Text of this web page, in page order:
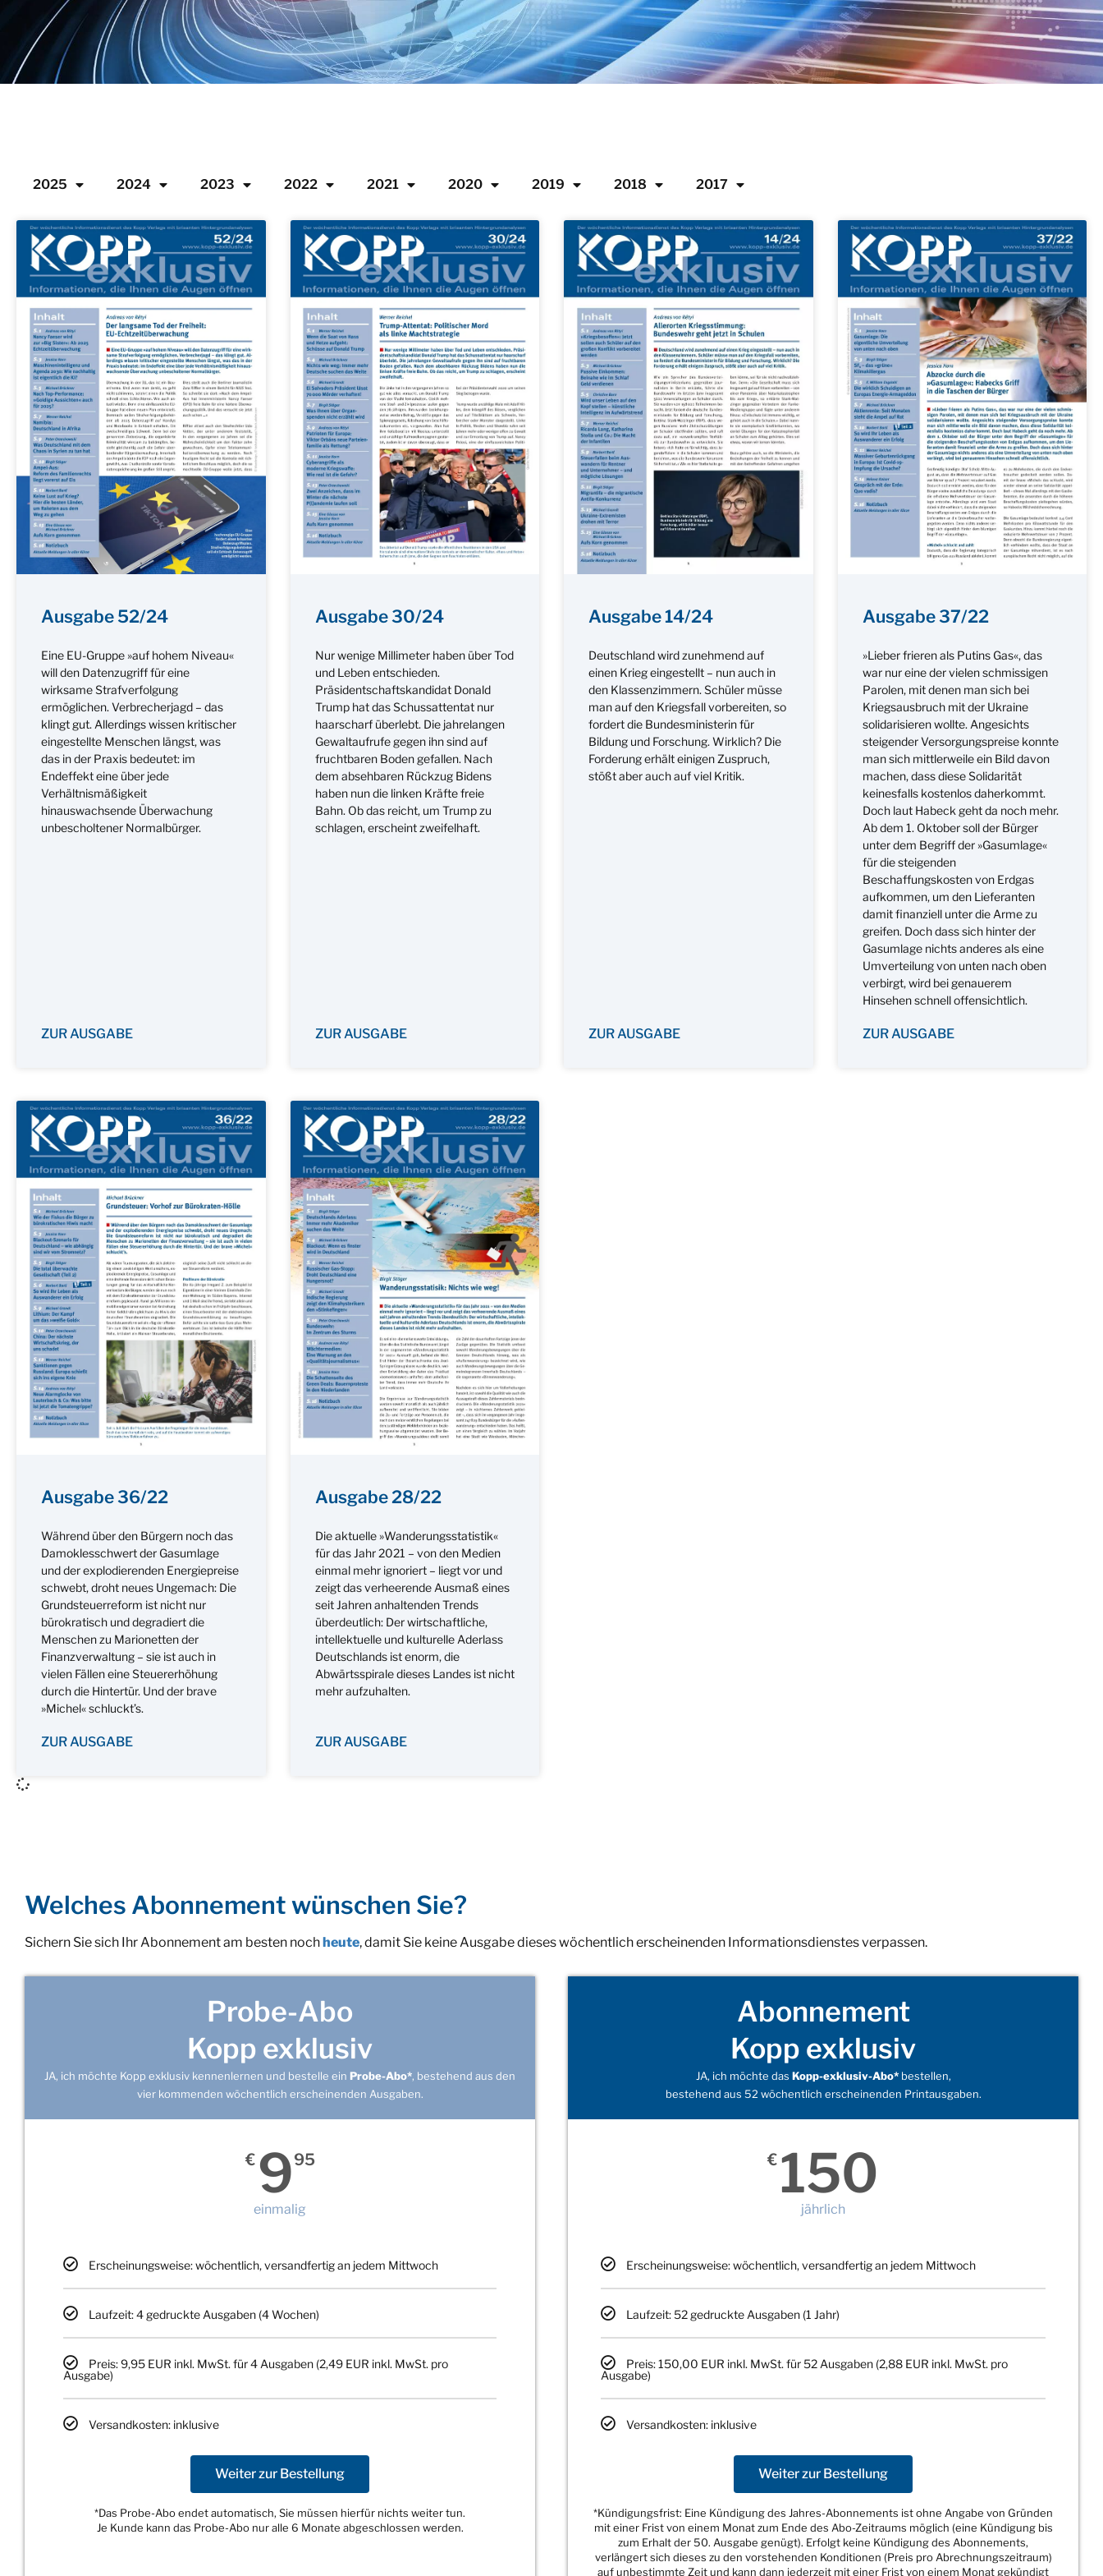
2025 2024 2023 2022 2021 2020 2019 2018 2017
Ausgabe 52/24
Eine EU-Gruppe »auf hohem Niveau«
will den Datenzugriff für eine
wirksame Strafverfolgung
ermöglichen. Verbrecherjagd – das
klingt gut. Allerdings wissen kritischer
eingestellte Menschen längst, was
das in der Praxis bedeutet: im
Endeffekt eine über jede
Verhältnismäßigkeit
hinauswachsende Überwachung
unbescholtener Normalbürger.
ZUR AUSGABE
Ausgabe 30/24
Nur wenige Millimeter haben über Tod
und Leben entschieden.
Präsidentschaftskandidat Donald
Trump hat das Schussattentat nur
haarscharf überlebt. Die jahrelangen
Gewaltaufrufe gegen ihn sind auf
fruchtbaren Boden gefallen. Nach
dem absehbaren Rückzug Bidens
haben nun die linken Kräfte freie
Bahn. Ob das reicht, um Trump zu
schlagen, erscheint zweifelhaft.
ZUR AUSGABE
Ausgabe 14/24
Deutschland wird zunehmend auf
einen Krieg eingestellt – nun auch in
den Klassenzimmern. Schüler müsse
man auf den Kriegsfall vorbereiten, so
fordert die Bundesministerin für
Bildung und Forschung. Wirklich? Die
Forderung erhält einigen Zuspruch,
stößt aber auch auf viel Kritik.
ZUR AUSGABE
Ausgabe 37/22
»Lieber frieren als Putins Gas«, das
war nur eine der vielen schmissigen
Parolen, mit denen man sich bei
Kriegsausbruch mit der Ukraine
solidarisieren wollte. Angesichts
steigender Versorgungspreise konnte
man sich mittlerweile ein Bild davon
machen, dass diese Solidarität
keinesfalls kostenlos daherkommt.
Doch laut Habeck geht da noch mehr.
Ab dem 1. Oktober soll der Bürger
unter dem Begriff der »Gasumlage«
für die steigenden
Beschaffungskosten von Erdgas
aufkommen, um den Lieferanten
damit finanziell unter die Arme zu
greifen. Doch dass sich hinter der
Gasumlage nichts anderes als eine
Umverteilung von unten nach oben
verbirgt, wird bei genauerem
Hinsehen schnell offensichtlich.
ZUR AUSGABE
Ausgabe 36/22
Während über den Bürgern noch das
Damoklesschwert der Gasumlage
und der explodierenden Energiepreise
schwebt, droht neues Ungemach: Die
Grundsteuerreform ist nicht nur
bürokratisch und degradiert die
Menschen zu Marionetten der
Finanzverwaltung – sie ist auch in
vielen Fällen eine Steuererhöhung
durch die Hintertür. Und der brave
»Michel« schluckt’s.
ZUR AUSGABE
Ausgabe 28/22
Die aktuelle »Wanderungsstatistik«
für das Jahr 2021 – von den Medien
einmal mehr ignoriert – liegt vor und
zeigt das verheerende Ausmaß eines
seit Jahren anhaltenden Trends
überdeutlich: Der wirtschaftliche,
intellektuelle und kulturelle Aderlass
Deutschlands ist enorm, die
Abwärtsspirale dieses Landes ist nicht
mehr aufzuhalten.
ZUR AUSGABE
Welches Abonnement wünschen Sie?
Sichern Sie sich Ihr Abonnement am besten nochheute, damit Sie keine Ausgabe dieses wöchentlich erscheinenden Informationsdienstes verpassen.
Probe-Abo
Kopp exklusiv
JA, ich möchte Kopp exklusiv kennenlernen und bestelle ein Probe-Abo*, bestehend aus den
vier kommenden wöchentlich erscheinenden Ausgaben.
€ 995
einmalig
Erscheinungsweise: wöchentlich, versandfertig an jedem Mittwoch
Laufzeit: 4 gedruckte Ausgaben (4 Wochen)
Preis: 9,95 EUR inkl. MwSt. für 4 Ausgaben (2,49 EUR inkl. MwSt. pro
Ausgabe)
Versandkosten: inklusive
Weiter zur Bestellung
*Das Probe-Abo endet automatisch, Sie müssen hierfür nichts weiter tun.
Je Kunde kann das Probe-Abo nur alle 6 Monate abgeschlossen werden.
Abonnement
Kopp exklusiv
JA, ich möchte das Kopp-exklusiv-Abo*bestellen,
bestehend aus 52 wöchentlich erscheinenden Printausgaben.
€ 150
jährlich
Erscheinungsweise: wöchentlich, versandfertig an jedem Mittwoch
Laufzeit: 52 gedruckte Ausgaben (1 Jahr)
Preis: 150,00 EUR inkl. MwSt. für 52 Ausgaben (2,88 EUR inkl. MwSt. pro
Ausgabe)
Versandkosten: inklusive
Weiter zur Bestellung
*Kündigungsfrist: Eine Kündigung des Jahres-Abonnements ist ohne Angabe von Gründen
mit einer Frist von einem Monat zum Ende des Abo-Zeitraums möglich (eine Kündigung bis
zum Erhalt der 50. Ausgabe genügt). Erfolgt keine Kündigung des Abonnements,
verlängert sich dieses zu den vorstehenden Konditionen (Preis pro Abrechnungszeitraum)
auf unbestimmte Zeit und kann dann jederzeit mit einer Frist von einem Monat gekündigt